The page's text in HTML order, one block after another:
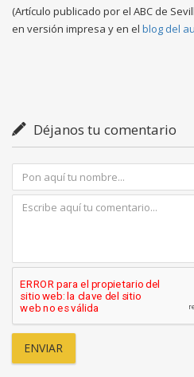
(Artículo publicado por el ABC de
en versión impresa y en el blog del
Déjanos tu comentario